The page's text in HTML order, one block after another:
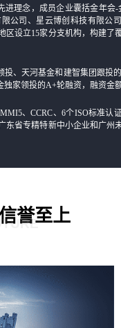
进理念，成员企业囊括金年会
公司、星云博创科技有限公
区设立15家分支机构，构建了
投、天河基金和建智集团跟投
独家领投的A+轮融资，融资金
、CCRC、6个ISO标准认
东省专精特新中小企业和广州
誉至上